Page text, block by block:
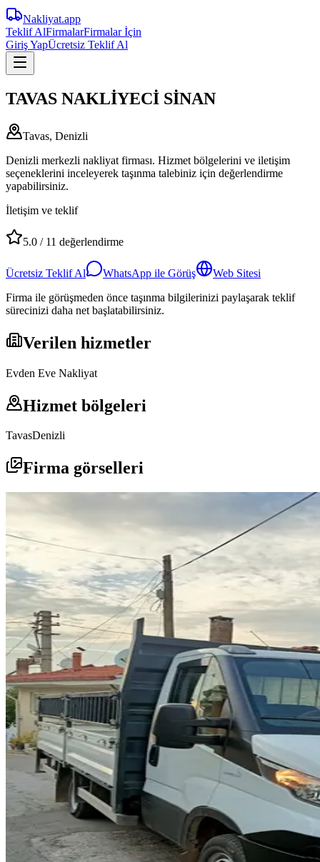
Nakliyat.app
Teklif AlFirmalarFirmalar İçin
Giriş YapÜcretsiz Teklif Al
TAVAS NAKLİYECİ SİNAN
Tavas, Denizli
Denizli merkezli nakliyat firması. Hizmet bölgelerini ve iletişim
seçeneklerini inceleyerek taşınma talebiniz için değerlendirme
yapabilirsiniz.
İletişim ve teklif
5.0 / 11 değerlendirme
Ücretsiz Teklif Al WhatsApp ile Görüş
Web Sitesi
Firma ile görüşmeden önce taşınma bilgilerinizi paylaşarak teklif
sürecinizi daha net başlatabilirsiniz.
Verilen hizmetler
Evden Eve Nakliyat
Hizmet bölgeleri
TavasDenizli
Firma görselleri